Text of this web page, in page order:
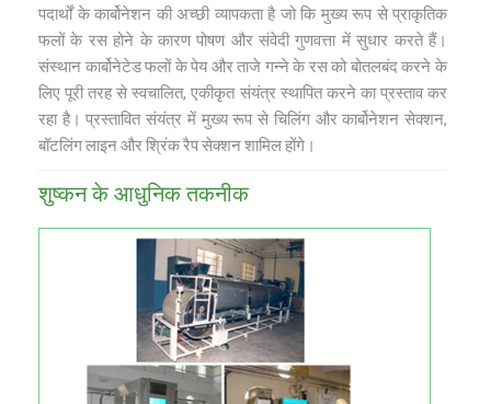
पदार्थों के कार्बोनेशन की अच्‍छी व्‍यापकता है जो कि मुख्य रूप से प्राकृतिक
फलों के रस होने के कारण पोषण और संवेदी गुणवत्ता में सुधार करते हैं।
संस्थान कार्बोनेटेड फलों के पेय और ताजे गन्ने के रस को बोतलबंद करने के
लिए पूरी तरह से स्वचालित, एकीकृत संयंत्र स्थापित करने का प्रस्ताव कर
रहा है। प्रस्तावित संयंत्र में मुख्य रूप से चिलिंग और कार्बोनेशन सेक्शन,
बॉटलिंग लाइन और श्रिंक रैप सेक्शन शामिल होंगे।
शुष्‍कन के आधुनिक तकनीक